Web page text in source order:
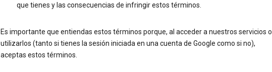
que tienes y las consecuencias de infringir estos términos.
Es importante que entiendas estos términos porque, al acceder a nuestros servicios o
utilizarlos (tanto si tienes la sesión iniciada en una cuenta de Google como si no),
aceptas estos términos.